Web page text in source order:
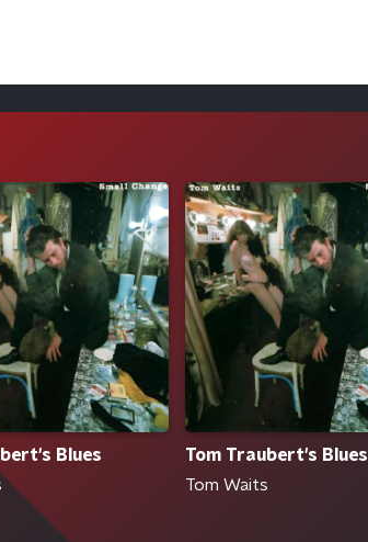
Blues
Tom Traubert's Blues
Tom Waits